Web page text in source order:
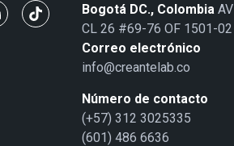
Bogotá DC., Colombia AV
CL 26 #69-76 OF 1501-02
Correo electrónico
info@creantelab.co
Número de contacto
(+57) 312 3025335
(601) 486 6636